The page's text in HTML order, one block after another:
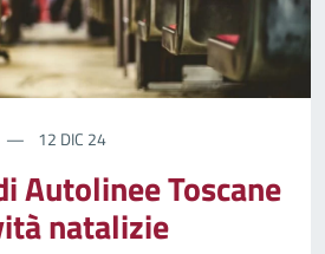
12 DIC 24
Autolinee Toscane
natalizie